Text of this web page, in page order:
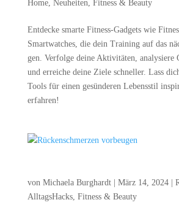
Home, Neuheiten, Fitness & Beauty
Ent­de­cke smar­te Fit­ness-Gad­gets wie
Smart­wat­ches, die dein Trai­ning auf das
gen. Ver­fol­ge dei­ne Akti­vi­tä­ten, ana­ly­sie­re
und errei­che dei­ne Zie­le schnel­ler. Lass
Tools für einen gesün­de­ren Lebens­stil
erfahren!
von Michaela Burghardt| März 14, 2024|
AlltagsHacks, Fitness & Beauty